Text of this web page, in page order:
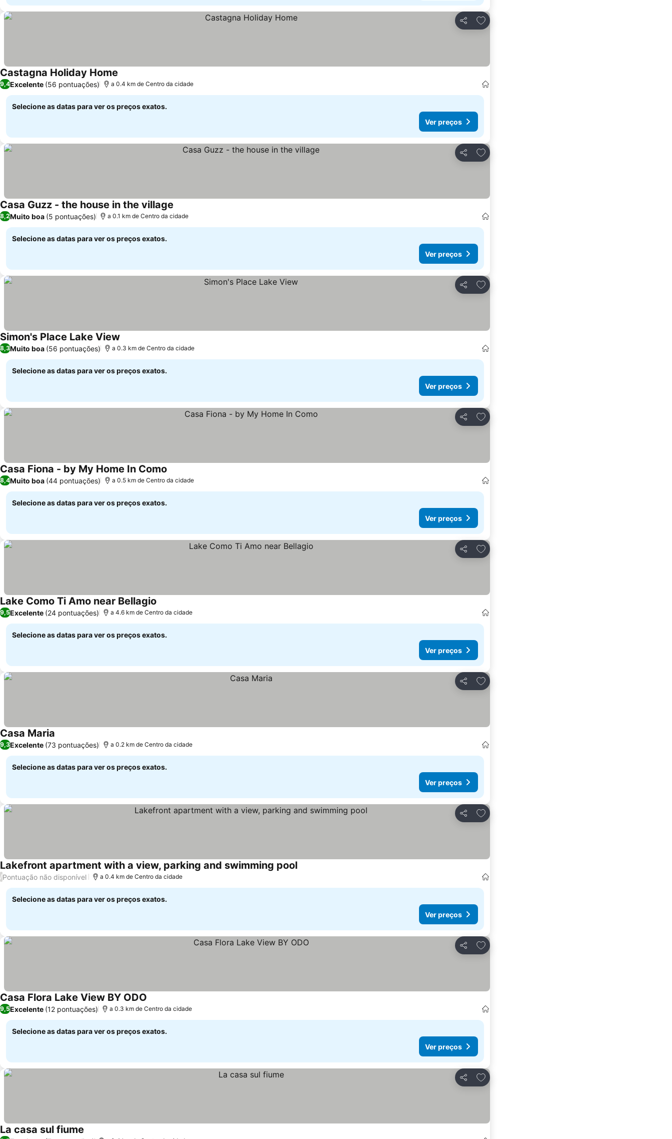
Partilhar
Adicionar aos favoritos
Castagna Holiday Home
9,4Excelente (56 pontuações) a 0.4 km de Centro da cidade
Selecione as datas para ver os preços exatos.
Ver preços
Partilhar
Adicionar aos favoritos
Casa Guzz - the house in the village
8,2Muito boa (5 pontuações) a 0.1 km de Centro da cidade
Selecione as datas para ver os preços exatos.
Ver preços
Partilhar
Adicionar aos favoritos
Simon's Place Lake View
8,3Muito boa (56 pontuações) a 0.3 km de Centro da cidade
Selecione as datas para ver os preços exatos.
Ver preços
Partilhar
Adicionar aos favoritos
Casa Fiona - by My Home In Como
8,4Muito boa (44 pontuações) a 0.5 km de Centro da cidade
Selecione as datas para ver os preços exatos.
Ver preços
Partilhar
Adicionar aos favoritos
Lake Como Ti Amo near Bellagio
9,5Excelente (24 pontuações) a 4.6 km de Centro da cidade
Selecione as datas para ver os preços exatos.
Ver preços
Partilhar
Adicionar aos favoritos
Casa Maria
9,3Excelente (73 pontuações) a 0.2 km de Centro da cidade
Selecione as datas para ver os preços exatos.
Ver preços
Partilhar
Adicionar aos favoritos
Lakefront apartment with a view, parking and swimming poolVer preços
/Pontuação não disponível a 0.4 km de Centro da cidade
Selecione as datas para ver os preços exatos.
Ver preços
Partilhar
Adicionar aos favoritos
Casa Flora Lake View BY ODO
9,5Excelente (12 pontuações) a 0.3 km de Centro da cidade
Selecione as datas para ver os preços exatos.
Ver preços
Partilhar
Adicionar aos favoritos
La casa sul fiume Ver preços